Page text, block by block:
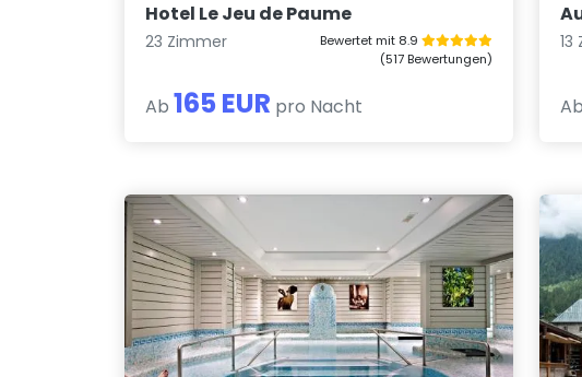
Hotel Le Jeu de Paume
23 Zimmer
Bewertet mit 8.9
(517 Bewertungen)
Ab 165 EUR pro Nacht Ab